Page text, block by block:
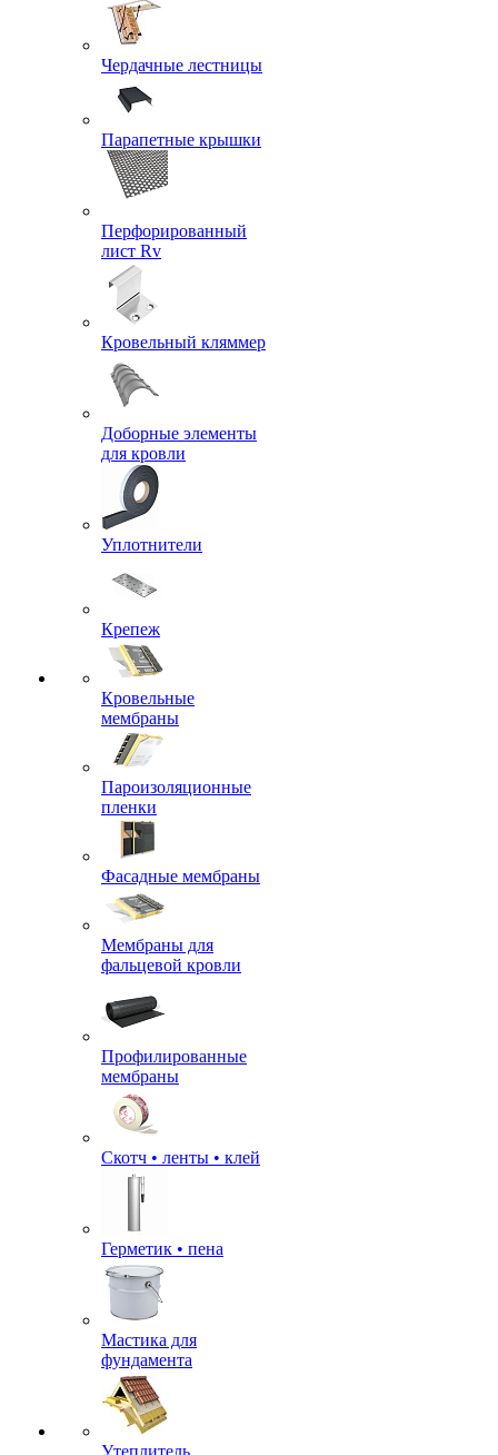
Чердачные лестницы
Парапетные крышки
Перфорированный
лист Rv
Кровельный кляммер
Доборные элементы
для кровли
Уплотнители
Крепеж
Кровельные
мембраны
Пароизоляционные
пленки
Фасадные мембраны
Мембраны для
фальцевой кровли
Профилированные
мембраны
Скотч • ленты • клей
Герметик • пена
Мастика для
фундамента
Утеплитель